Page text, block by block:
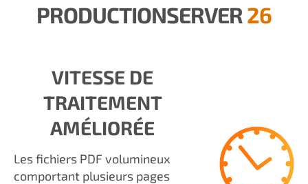
PRODUCTIONSERVER 26
VITESSE DE
TRAITEMENT
AMÉLIORÉE
Les fichiers PDF volumineux
comportant plusieurs pages